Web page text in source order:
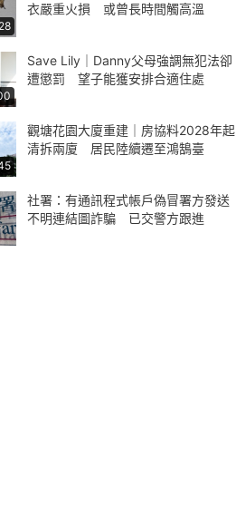
衣嚴重火損 或曾長時間觸高溫
Save Lily｜Danny父母強調無犯法卻
遭懲罰 望子能獲安排合適住處
觀塘花園大廈重建｜房協料2028年起
清拆兩廈 居民陸續遷至鴻鵠臺
社署：有通訊程式帳戶偽冒署方發送
不明連結圖詐騙 已交警方跟進